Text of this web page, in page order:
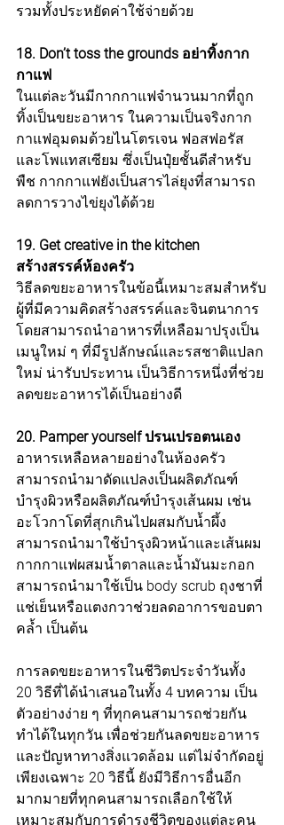
รวมทั้งประหยัดค่าใช้จ่ายด้วย
18. Don’t toss the grounds อย่าทิ้งกาก
กาแฟ
ในแต่ละวันมีกากกาแฟจำนวนมากที่ถูก
ทิ้งเป็นขยะอาหาร ในความเป็นจริงกาก
กาแฟอุมดมด้วยไนโตรเจน ฟอสฟอรัส
และโพแทสเซียม ซึ่งเป็นปุ๋ยชั้นดีสำหรับ
พืช กากกาแฟยังเป็นสารไล่ยุงที่สามารถ
ลดการวางไข่ยุงได้ด้วย
19. Get creative in the kitchen
สร้างสรรค์ห้องครัว
วิธีลดขยะอาหารในข้อนี้เหมาะสมสำหรับ
ผู้ที่มีความคิดสร้างสรรค์และจินตนาการ
โดยสามารถนำอาหารที่เหลือมาปรุงเป็น
เมนูใหม่ ๆ ที่มีรูปลักษณ์และรสชาติแปลก
ใหม่ น่ารับประทาน เป็นวิธีการหนึ่งที่ช่วย
ลดขยะอาหารได้เป็นอย่างดี
20. Pamper yourself ปรนเปรอตนเอง
อาหารเหลือหลายอย่างในห้องครัว
สามารถนำมาดัดแปลงเป็นผลิตภัณฑ์
บำรุงผิวหรือผลิตภัณฑ์บำรุงเส้นผม เช่น
อะโวกาโดที่สุกเกินไปผสมกับน้ำผึ้ง
สามารถนำมาใช้บำรุงผิวหน้าและเส้นผม
กากกาแฟผสมน้ำตาลและน้ำมันมะกอก
สามารถนำมาใช้เป็น body scrub ถุงชาที่
แช่เย็นหรือแตงกวาช่วยลดอาการขอบตา
คล้ำ เป็นต้น
การลดขยะอาหารในชีวิตประจำวันทั้ง
20 วิธีที่ได้นำเสนอในทั้ง 4 บทความ เป็น
ตัวอย่างง่าย ๆ ที่ทุกคนสามารถช่วยกัน
ทำได้ในทุกวัน เพื่อช่วยกันลดขยะอาหาร
และปัญหาทางสิ่งแวดล้อม แต่ไม่จำกัดอยู่
เพียงเฉพาะ 20 วิธีนี้ ยังมีวิธีการอื่นอีก
มากมายที่ทุกคนสามารถเลือกใช้ให้
เหมาะสมกับการดำรงชีวิตของแต่ละคน